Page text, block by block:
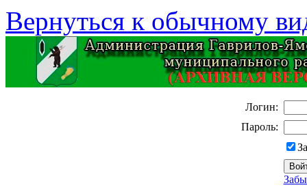
Вернуться к обычному
Логин:
Пароль: